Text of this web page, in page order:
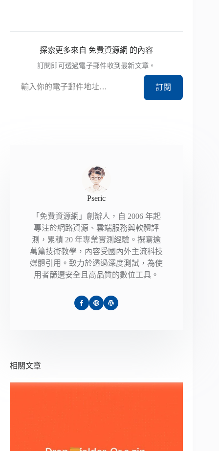
探索更多來自 免費資源網 的內容
訂閱即可透過電子郵件收到最新文章。
訂閱
Pseric
「免費資源網」創辦人，自 2006 年起
專注於網路資源、雲端服務與軟體評
測，累積 20 年專業實測經驗。撰寫逾
萬篇技術教學，內容受國內外主流科技
媒體引用。致力於透過深度測試，為使
用者篩選安全且高品質的數位工具。
相關文章